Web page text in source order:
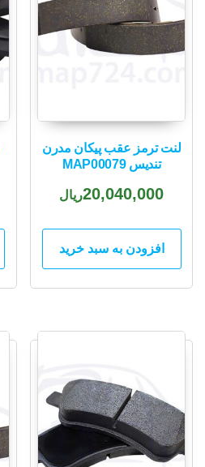
لنت ترمز عقب پیکان مدرن
تندیس MAP00079
20,040,000ریال
افزودن به سبد خرید